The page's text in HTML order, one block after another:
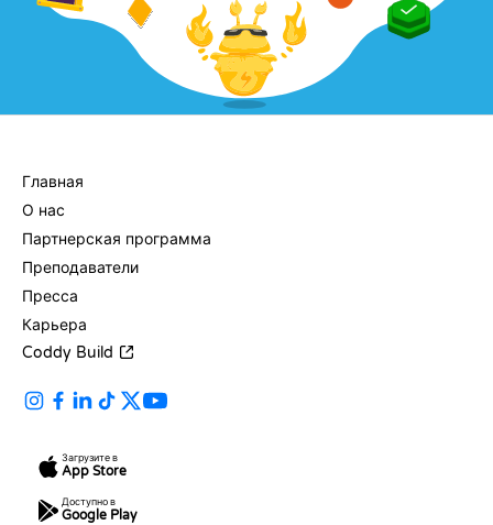
Главная
О нас
Партнерская программа
Преподаватели
Пресса
Карьера
Coddy Build
Загрузите в
App Store
Доступно в
Google Play